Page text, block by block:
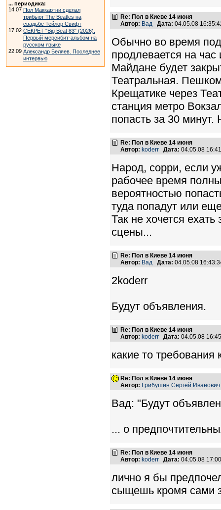
... периодика:
14.07 Пол Маккартни сделал
трибьют The Beatles на
свадьбе Тейлор Свифт
17.02 СЕКРЕТ "Big Beat 83" (2026).
Первый мерсибит-альбом на
русском языке
22.09 Александр Беляев. Последнее
интервью
Re: Пол в Киеве 14 июня
Автор: Вад Дата: 04.05.08
Обычно во время
продлевается на
Майдане будет
Театральная.
Крещатике через
станция метро
попасть за 30 минут.
Re: Пол в Киеве 14 июня
Автор: koderr Дата: 04.05.08
Народ, сорри, если
рабочее время
вероятностью
туда попадут или
Так не хочется
сцены...
Re: Пол в Киеве 14 июня
Автор: Вад Дата: 04.05.08
2koderr
Будут объявления.
Re: Пол в Киеве 14 июня
Автор: koderr Дата: 04.05.08
какие то
Re: Пол в Киеве 14 июня
Автор: Грибушин Сергей Иванович
Вад: "Будут
... о
Re: Пол в Киеве 14 июня
Автор: koderr Дата: 04.05.08
лично я бы
сыщешь кромя сами